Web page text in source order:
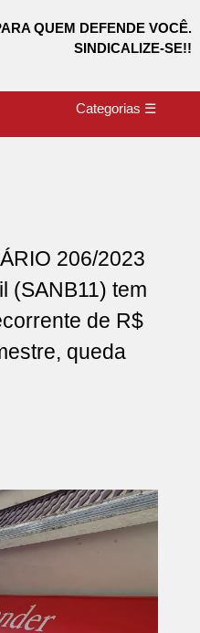
QUEM DEFENDE VOCÊ.
SINDICALIZE-SE!!
Categorias ☰
206/2023
(SANB11) tem
de R$
queda